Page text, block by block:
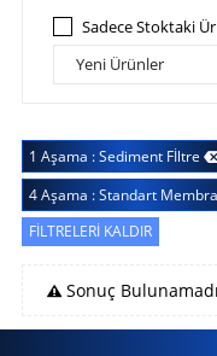
Sadece Stoktaki
Yeni Ürünler
1 Aşama : Sediment Fİltre
4 Aşama : Standart
FİLTRELERİ KALDIR
Sonuç Bulunamadı